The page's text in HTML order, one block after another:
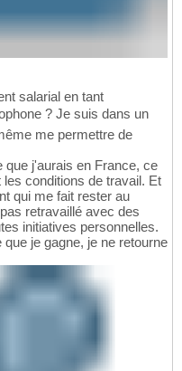
salarial en tant
? Je suis dans un
me permettre de
j'aurais en France, ce
conditions de travail. Et
qui me fait rester au
retravaillé avec des
initiatives personnelles.
je gagne, je ne retourne